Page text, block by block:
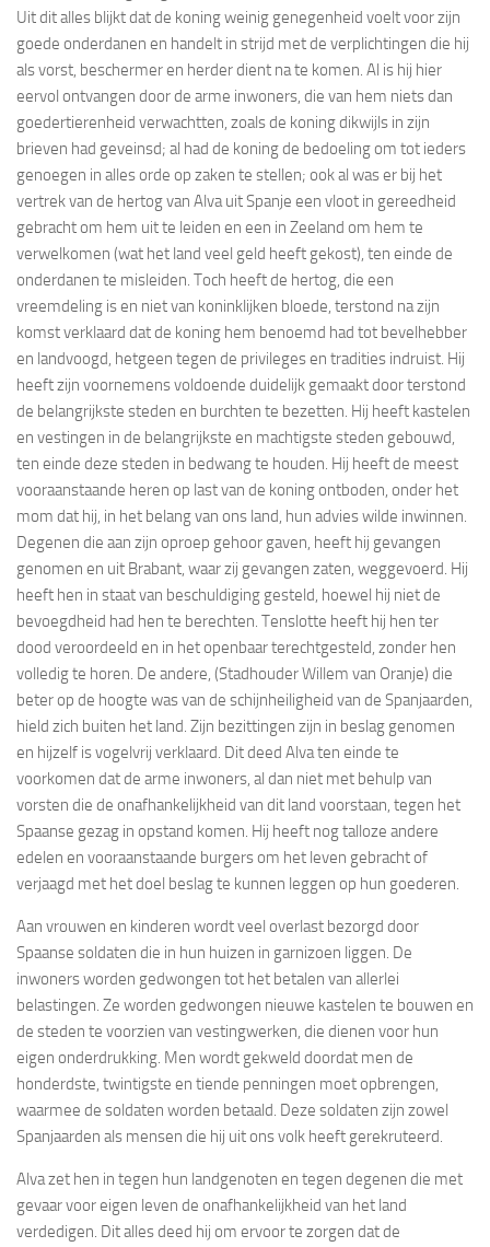
Uit dit alles blijkt dat de koning weinig genegenheid voelt voor zijn
goede onderdanen en handelt in strijd met de verplichtingen die hij
als vorst, beschermer en herder dient na te komen. Al is hij hier
eervol ontvangen door de arme inwoners, die van hem niets dan
goedertierenheid verwachtten, zoals de koning dikwijls in zijn
brieven had geveinsd; al had de koning de bedoeling om tot ieders
genoegen in alles orde op zaken te stellen; ook al was er bij het
vertrek van de hertog van Alva uit Spanje een vloot in gereedheid
gebracht om hem uit te leiden en een in Zeeland om hem te
verwelkomen (wat het land veel geld heeft gekost), ten einde de
onderdanen te misleiden. Toch heeft de hertog, die een
vreemdeling is en niet van koninklijken bloede, terstond na zijn
komst verklaard dat de koning hem benoemd had tot bevelhebber
en landvoogd, hetgeen tegen de privileges en tradities indruist. Hij
heeft zijn voornemens voldoende duidelijk gemaakt door terstond
de belangrijkste steden en burchten te bezetten. Hij heeft kastelen
en vestingen in de belangrijkste en machtigste steden gebouwd,
ten einde deze steden in bedwang te houden. Hij heeft de meest
vooraanstaande heren op last van de koning ontboden, onder het
mom dat hij, in het belang van ons land, hun advies wilde inwinnen.
Degenen die aan zijn oproep gehoor gaven, heeft hij gevangen
genomen en uit Brabant, waar zij gevangen zaten, weggevoerd. Hij
heeft hen in staat van beschuldiging gesteld, hoewel hij niet de
bevoegdheid had hen te berechten. Tenslotte heeft hij hen ter
dood veroordeeld en in het openbaar terechtgesteld, zonder hen
volledig te horen. De andere, (Stadhouder Willem van Oranje) die
beter op de hoogte was van de schijnheiligheid van de Spanjaarden,
hield zich buiten het land. Zijn bezittingen zijn in beslag genomen
en hijzelf is vogelvrij verklaard. Dit deed Alva ten einde te
voorkomen dat de arme inwoners, al dan niet met behulp van
vorsten die de onafhankelijkheid van dit land voorstaan, tegen het
Spaanse gezag in opstand komen. Hij heeft nog talloze andere
edelen en vooraanstaande burgers om het leven gebracht of
verjaagd met het doel beslag te kunnen leggen op hun goederen.
Aan vrouwen en kinderen wordt veel overlast bezorgd door
Spaanse soldaten die in hun huizen in garnizoen liggen. De
inwoners worden gedwongen tot het betalen van allerlei
belastingen. Ze worden gedwongen nieuwe kastelen te bouwen en
de steden te voorzien van vestingwerken, die dienen voor hun
eigen onderdrukking. Men wordt gekweld doordat men de
honderdste, twintigste en tiende penningen moet opbrengen,
waarmee de soldaten worden betaald. Deze soldaten zijn zowel
Spanjaarden als mensen die hij uit ons volk heeft gerekruteerd.
Alva zet hen in tegen hun landgenoten en tegen degenen die met
gevaar voor eigen leven de onafhankelijkheid van het land
verdedigen. Dit alles deed hij om ervoor te zorgen dat de